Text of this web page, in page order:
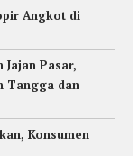
Angkot di
Jajan Pasar,
Tangga dan
Konsumen